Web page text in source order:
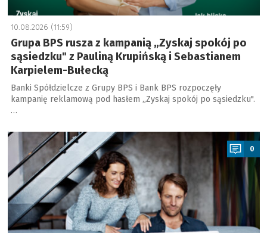
10.08.2026 (11:59)
Grupa BPS rusza z kampanią „Zyskaj spokój po
sąsiedzku" z Pauliną Krupińską i Sebastianem
Karpielem-Bułecką
Banki Spółdzielcze z Grupy BPS i Bank BPS rozpoczęły
kampanię reklamową pod hasłem „Zyskaj spokój po sąsiedzku".
…
a
0